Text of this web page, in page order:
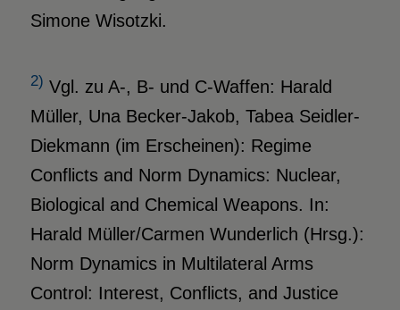
Simone Wisotzki.
2) Vgl. zu A-, B- und C-Waffen: Harald
Müller, Una Becker-Jakob, Tabea Seidler-
Diekmann (im Erscheinen): Regime
Conflicts and Norm Dynamics: Nuclear,
Biological and Chemical Weapons. In:
Harald Müller/Carmen Wunderlich (Hrsg.):
Norm Dynamics in Multilateral Arms
Control: Interest, Conflicts, and Justice